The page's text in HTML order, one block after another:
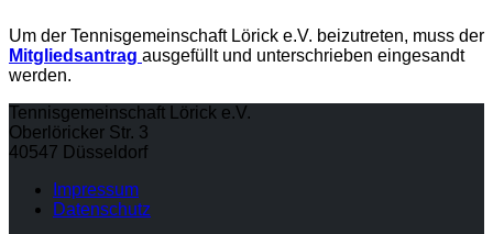
Um der Tennisgemeinschaft Lörick e.V. beizutreten, muss der
Mitgliedsantrag ausgefüllt und unterschrieben eingesandt
werden.
Tennisgemeinschaft Lörick e.V.
Oberlöricker Str. 3
40547 Düsseldorf
Impressum
Datenschutz